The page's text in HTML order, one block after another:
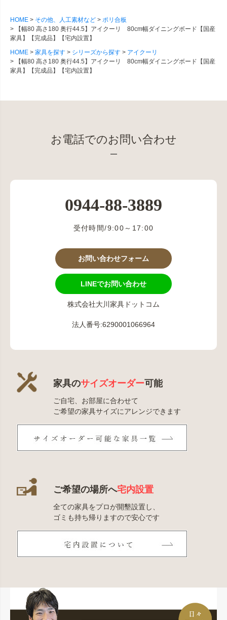
HOME その他、人工素材など
ポリ合板
【幅80 高さ180 奥行44.5】アイクーリ 80cm幅ダイニングボード【国産
家具】【完成品】【宅内設置】
HOME
家具を探す シリーズから探す
アイクーリ
【幅80 高さ180 奥行44.5】アイクーリ 80cm幅ダイニングボード【国産
家具】【完成品】【宅内設置】
お電話でのお問い合わせ
0944-88-3889
受付時間/9:00～17:00
お問い合わせフォーム
LINEでお問い合わせ
株式会社大川家具ドットコム
法人番号:6290001066964
家具のサイズオーダー可能
ご自宅、お部屋に合わせて
ご希望の家具サイズにアレンジできます
ご希望の場所へ宅内設置
全ての家具をプロが開墾設置し、
ゴミも持ち帰りますので安心です